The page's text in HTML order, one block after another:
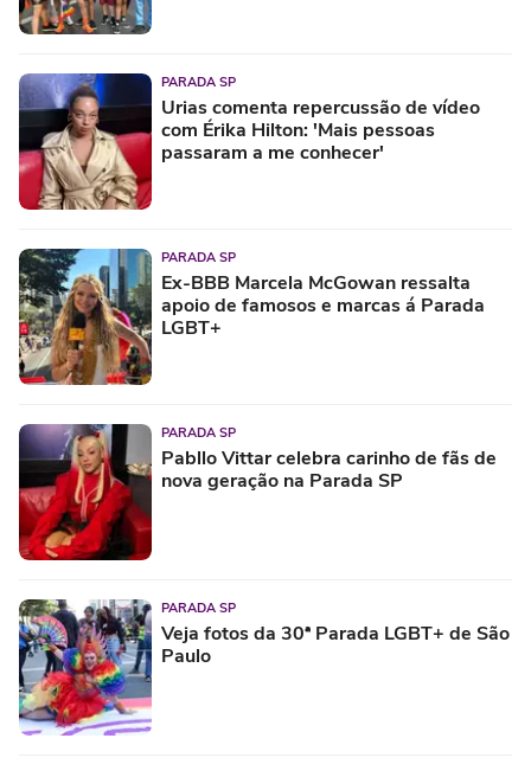
PARADA SP
Urias comenta repercussão de vídeo
com Érika Hilton: 'Mais pessoas
passaram a me conhecer'
PARADA SP
Ex-BBB Marcela McGowan ressalta
apoio de famosos e marcas á Parada
LGBT+
PARADA SP
Pabllo Vittar celebra carinho de fãs de
nova geração na Parada SP
PARADA SP
Veja fotos da 30ª Parada LGBT+ de São
Paulo